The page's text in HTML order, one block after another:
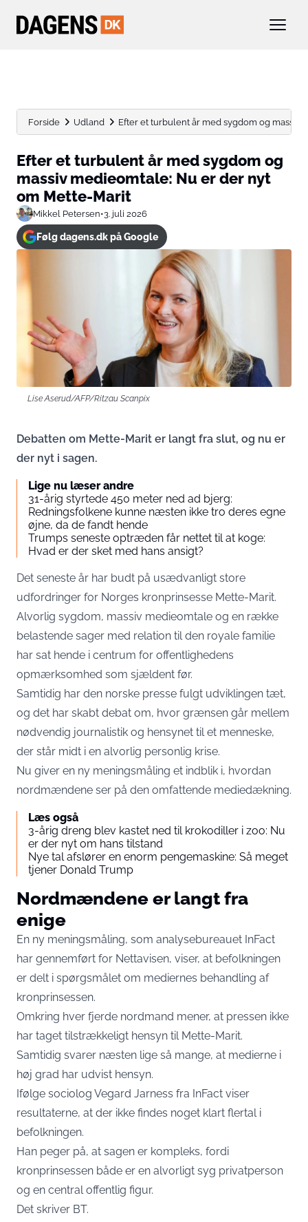
Forside Udland Efter et turbulent år med sygdom og massiv
Efter et turbulent år med sygdom og
massiv medieomtale: Nu er der nyt
om Mette-Marit
Mikkel Petersen•3. juli 2026
Følg dagens.dk på Google
Lise Aserud/AFP/Ritzau Scanpix
Debatten om Mette-Marit er langt fra slut, og nu er
der nyt i sagen.
Lige nu læser andre
31-årig styrtede 450 meter ned ad bjerg:
Redningsfolkene kunne næsten ikke tro deres egne
øjne, da de fandt hende
Trumps seneste optræden får nettet til at koge:
Hvad er der sket med hans ansigt?
Det seneste år har budt på usædvanligt store
udfordringer for Norges kronprinsesse Mette-Marit.
Alvorlig sygdom, massiv medieomtale og en række
belastende sager med relation til den royale familie
har sat hende i centrum for offentlighedens
opmærksomhed som sjældent før.
Samtidig har den norske presse fulgt udviklingen tæt,
og det har skabt debat om, hvor grænsen går mellem
nødvendig journalistik og hensynet til et menneske,
der står midt i en alvorlig personlig krise.
Nu giver en ny meningsmåling et indblik i, hvordan
nordmændene ser på den omfattende mediedækning.
Læs også
3-årig dreng blev kastet ned til krokodiller i zoo: Nu
er der nyt om hans tilstand
Nye tal afslører en enorm pengemaskine: Så meget
tjener Donald Trump
Nordmændene er langt fra
enige
En ny meningsmåling, som analysebureauet InFact
har gennemført for Nettavisen, viser, at befolkningen
er delt i spørgsmålet om mediernes behandling af
kronprinsessen.
Omkring hver fjerde nordmand mener, at pressen ikke
har taget tilstrækkeligt hensyn til Mette-Marit.
Samtidig svarer næsten lige så mange, at medierne i
høj grad har udvist hensyn.
Ifølge sociolog Vegard Jarness fra InFact viser
resultaterne, at der ikke findes noget klart flertal i
befolkningen.
Han peger på, at sagen er kompleks, fordi
kronprinsessen både er en alvorligt syg privatperson
og en central offentlig figur.
Det skriver BT.